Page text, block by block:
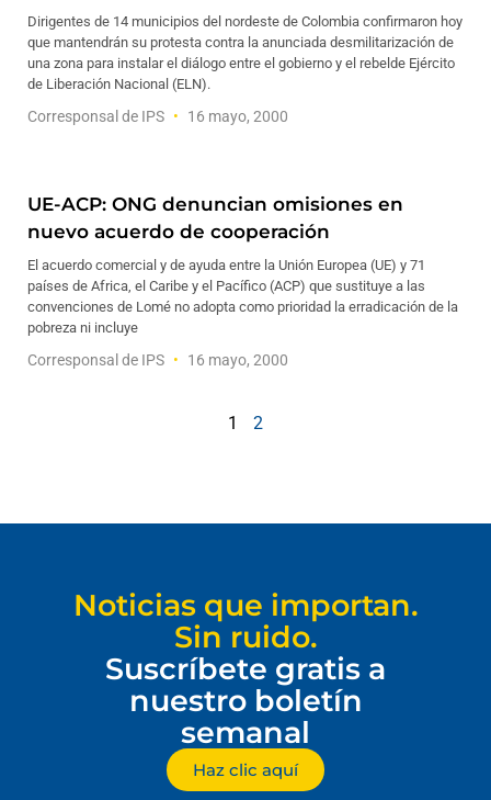
Dirigentes de 14 municipios del nordeste de Colombia confirmaron hoy
que mantendrán su protesta contra la anunciada desmilitarización de
una zona para instalar el diálogo entre el gobierno y el rebelde Ejército
de Liberación Nacional (ELN).
Corresponsal de IPS 16 mayo, 2000
UE-ACP: ONG denuncian omisiones en
nuevo acuerdo de cooperación
El acuerdo comercial y de ayuda entre la Unión Europea (UE) y 71
países de Africa, el Caribe y el Pacífico (ACP) que sustituye a las
convenciones de Lomé no adopta como prioridad la erradicación de la
pobreza ni incluye
Corresponsal de IPS 16 mayo, 2000
1 2
Noticias que importan.
Sin ruido.
Suscríbete gratis a
nuestro boletín
semanal
Haz clic aquí